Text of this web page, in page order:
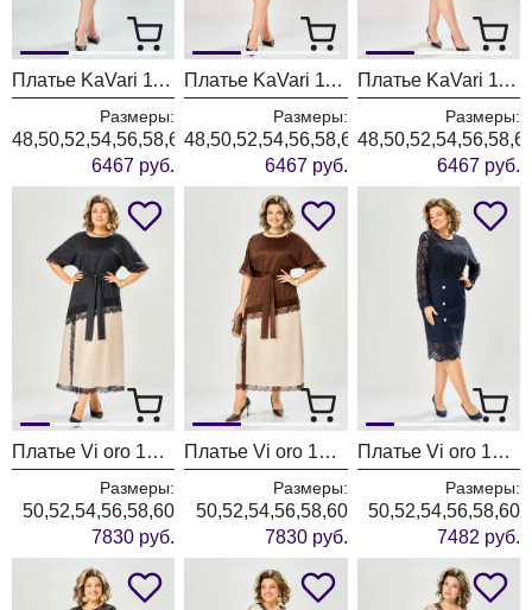
Платье KaVari 1160-2 темно зеленый
Размеры:
48,50,52,54,56,58,60
6467 руб.
Платье KaVari 1160-1 синий
Размеры:
48,50,52,54,56,58,60
6467 руб.
Платье KaVari 1160 черный
Размеры:
6467 руб.
Платье Vi oro 1306 песок + черный
Размеры:
50,52,54,56,58,60
7830 руб.
Платье Vi oro 1306 песок + шоколад
Размеры:
50,52,54,56,58,60
7830 руб.
Платье Vi oro 1307 королевский синий
Размеры:
50,52,54,56,58,60
7482 руб.